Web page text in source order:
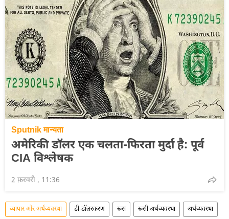
Sputnik मान्यता
अमेरिकी डॉलर एक चलता-फिरता मुर्दा है: पूर्व
CIA विश्लेषक
2 फ़रवरी , 11:36
व्यापार और अर्थव्यवस्था डी-डॉलरकरण रूस रूसी अर्थव्यवस्था अर्थव्यवस्था